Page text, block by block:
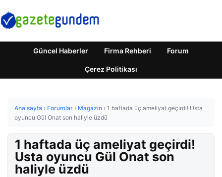
Güncel Haberler Firma Rehberi Forum
Çerez Politikası
Ana sayfa › Forumlar › Magazin › 1 haftada üç ameliyat geçirdi! Usta
oyuncu Gül Onat son haliyle üzdü
1 haftada üç ameliyat geçirdi!
Usta oyuncu Gül Onat son
haliyle üzdü